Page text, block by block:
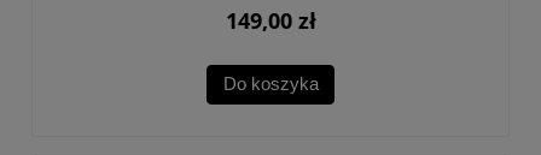
149,00 zł
Do koszyka